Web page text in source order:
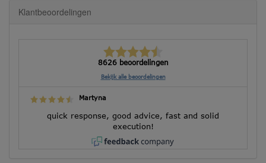
Klantbeoordelingen
8626 beoordelingen
Bekijk alle beoordelingen
Martyna
quick response, good advice, fast and solid
execution!